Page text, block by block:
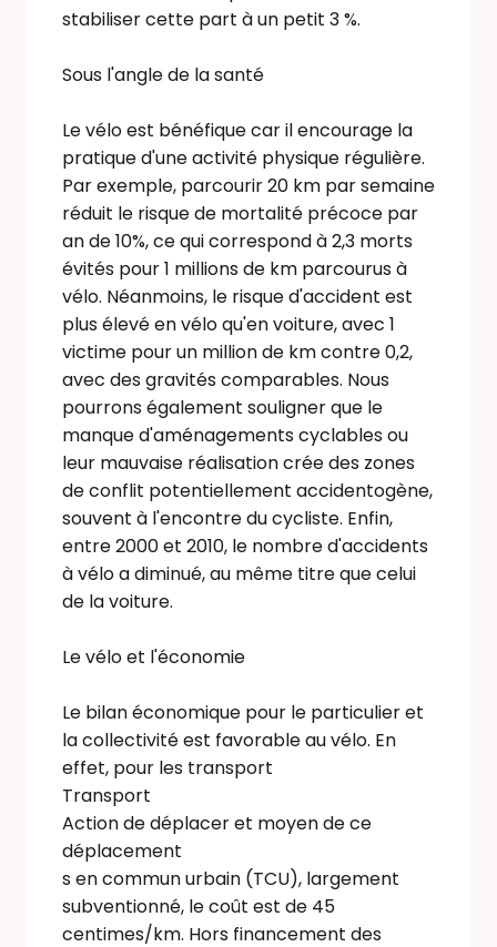
stabiliser cette part à un petit 3 %.
Sous l'angle de la santé
Le vélo est bénéfique car il encourage la
pratique d'une activité physique régulière.
Par exemple, parcourir 20 km par semaine
réduit le risque de mortalité précoce par
an de 10%, ce qui correspond à 2,3 morts
évités pour 1 millions de km parcourus à
vélo. Néanmoins, le risque d'accident est
plus élevé en vélo qu'en voiture, avec 1
victime pour un million de km contre 0,2,
avec des gravités comparables. Nous
pourrons également souligner que le
manque d'aménagements cyclables ou
leur mauvaise réalisation crée des zones
de conflit potentiellement accidentogène,
souvent à l'encontre du cycliste. Enfin,
entre 2000 et 2010, le nombre d'accidents
à vélo a diminué, au même titre que celui
de la voiture.
Le vélo et l'économie
Le bilan économique pour le particulier et
la collectivité est favorable au vélo. En
effet, pour les transport
Transport
Action de déplacer et moyen de ce
déplacement
s en commun urbain (TCU), largement
subventionné, le coût est de 45
centimes/km. Hors financement des